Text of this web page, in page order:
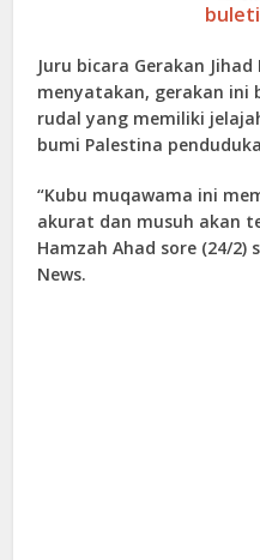
Juru bicara Gerakan
menyatakan, gerakan ini
rudal yang memiliki
bumi Palestina
“Kubu muqawama ini
akurat dan musuh akan
Hamzah Ahad sore (24/
News.